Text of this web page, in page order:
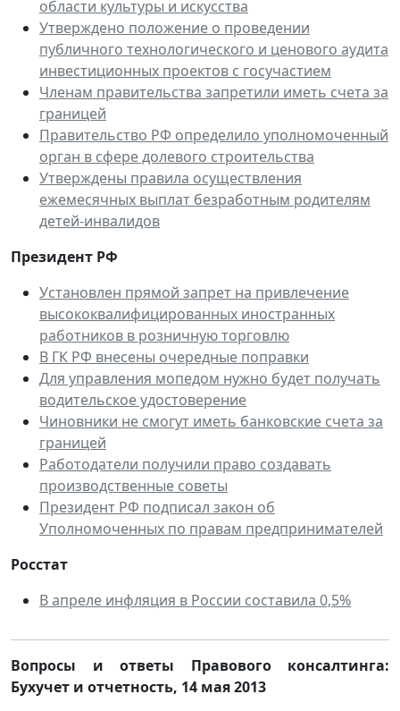
области культуры и искусства
Утверждено положение о проведении
публичного технологического и ценового аудита
инвестиционных проектов с госучастием
Членам правительства запретили иметь счета за
границей
Правительство РФ определило уполномоченный
орган в сфере долевого строительства
Утверждены правила осуществления
ежемесячных выплат безработным родителям
детей-инвалидов
Президент РФ
Установлен прямой запрет на привлечение
высококвалифицированных иностранных
работников в розничную торговлю
В ГК РФ внесены очередные поправки
Для управления мопедом нужно будет получать
водительское удостоверение
Чиновники не смогут иметь банковские счета за
границей
Работодатели получили право создавать
производственные советы
Президент РФ подписал закон об
Уполномоченных по правам предпринимателей
Росстат
В апреле инфляция в России составила 0,5%
Вопросы и ответы Правового консалтинга:
Бухучет и отчетность, 14 мая 2013